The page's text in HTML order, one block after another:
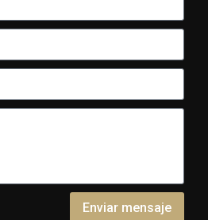
Enviar mensaje